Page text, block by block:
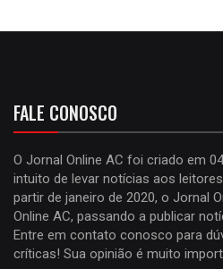
FALE CONOSCO
O Jornal Online AC foi criado em
intuito de levar notícias aos
partir de janeiro de 2020, o Jornal
Online AC, passando a publicar
Entre em contato conosco para
críticas! Sua opinião é muito